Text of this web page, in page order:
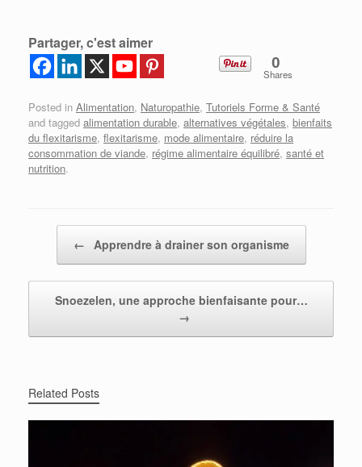
Partager, c'est aimer
0
Shares
Posted in Alimentation, Naturopathie, Tutoriels Forme & Santé
and tagged alimentation durable, alternatives végétales, bienfaits
du flexitarisme, flexitarisme, mode alimentaire, réduire la
consommation de viande, régime alimentaire équilibré, santé et
nutrition.
Post navigation
← Apprendre à drainer son organisme
Snoezelen, une approche bienfaisante pour…
→
Related Posts